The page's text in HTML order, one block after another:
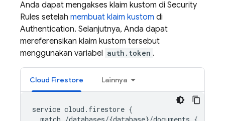
Anda dapat mengakses klaim kustom di Security
Rules setelah membuat klaim kustom di
Authentication. Selanjutnya, Anda dapat
mereferensikan klaim kustom tersebut
menggunakan variabel auth.token .
Cloud Firestore Lainnya
service cloud . firestore {